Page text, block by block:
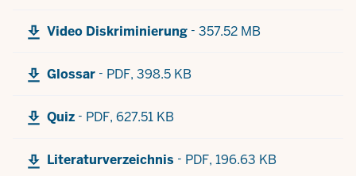
Video Diskriminierung - 357.52 MB
Glossar - PDF, 398.5 KB
Quiz - PDF, 627.51 KB
Literaturverzeichnis - PDF, 196.63 KB